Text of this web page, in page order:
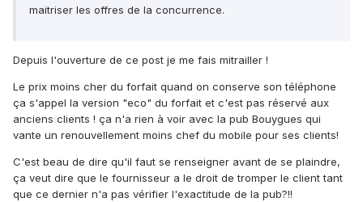
maitriser les offres de la concurrence.
Depuis l'ouverture de ce post je me fais mitrailler !
Le prix moins cher du forfait quand on conserve son téléphone
ça s'appel la version "eco" du forfait et c'est pas réservé aux
anciens clients ! ça n'a rien à voir avec la pub Bouygues qui
vante un renouvellement moins chef du mobile pour ses clients!
C'est beau de dire qu'il faut se renseigner avant de se plaindre,
ça veut dire que le fournisseur a le droit de tromper le client tant
que ce dernier n'a pas vérifier l'exactitude de la pub?!!